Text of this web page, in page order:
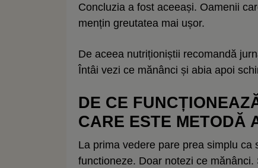
Concluzia a fost aceeași. Oamenii
mențin greutatea mai ușor.
De aceea nutriționiștii recomandă
Întâi vezi ce mănânci și abia apoi
DE CE
CARE ESTE METODĂ
La prima vedere pare prea simplu
functioneze. Doar notezi ce